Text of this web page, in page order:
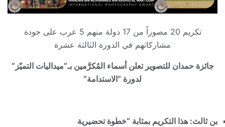
تكريم 20 مصوراً من17 دولة منهم 5 عرب على جودة
مشاركاتهم في الدورة الثالثة عشرة
جائزة حمدان للتصوير تعلن أسماء المُكرَّمين بـ”ميداليات التميّز”
لدورة “الاستدامة“
بن ثالث: هذا التكريم بمثابة “خطوة تحضيرية